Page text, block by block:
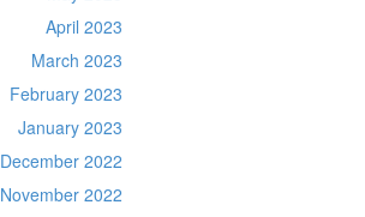
April 2023
March 2023
February 2023
January 2023
December 2022
November 2022